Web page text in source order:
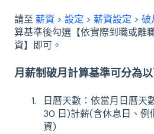
請至薪資 > 設定 > 薪資設定 >
算基準後勾選【依實際到職或離
資】即可。
月薪制破月計算基準可分為
日曆天數：依當月日曆天
30 日)計薪(含休息日、例
資)